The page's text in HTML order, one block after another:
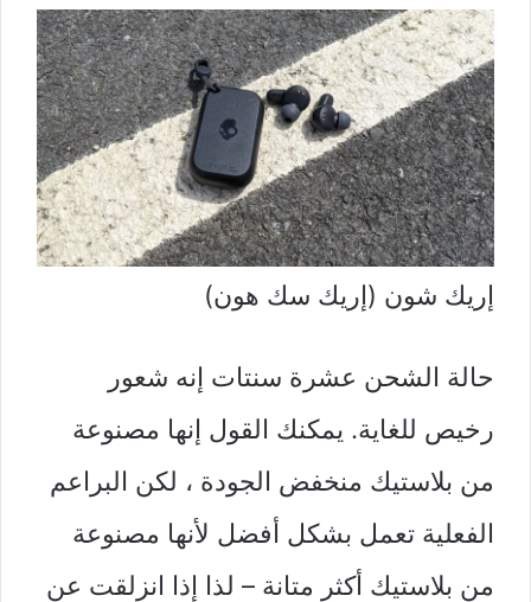
إريك شون (إريك سك هون)
حالة الشحن عشرة سنتات إنه شعور
رخيص للغاية. يمكنك القول إنها مصنوعة
من بلاستيك منخفض الجودة ، لكن البراعم
الفعلية تعمل بشكل أفضل لأنها مصنوعة
من بلاستيك أكثر متانة – لذا إذا انزلقت عن